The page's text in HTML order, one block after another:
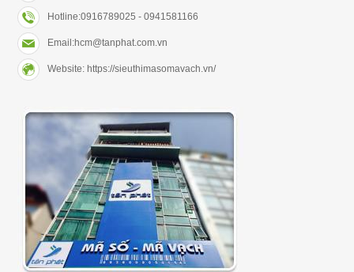
Hotline:0916789025 - 0941581166
Email:hcm@tanphat.com.vn
Website: https://sieuthimasomavach.vn/